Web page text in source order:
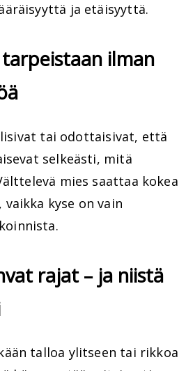
ja etäisyyttä.
ilman
tai odottaisivat, että
selkeästi, mitä
mies saattaa kokea
kyse on vain
rajat – ja niistä
talloa ylitseen tai rikkoa